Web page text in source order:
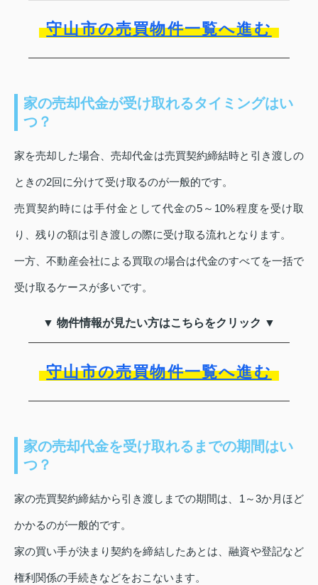
守山市の売買物件一覧へ進む
家の売却代金が受け取れるタイミングはい
つ？
家を売却した場合、売却代金は売買契約締結時と引き渡しの
ときの2回に分けて受け取るのが一般的です。
売買契約時には手付金として代金の5～10%程度を受け取
り、残りの額は引き渡しの際に受け取る流れとなります。
一方、不動産会社による買取の場合は代金のすべてを一括で
受け取るケースが多いです。
▼ 物件情報が見たい方はこちらをクリック ▼
守山市の売買物件一覧へ進む
家の売却代金を受け取れるまでの期間はい
つ？
家の売買契約締結から引き渡しまでの期間は、1～3か月ほど
かかるのが一般的です。
家の買い手が決まり契約を締結したあとは、融資や登記など
権利関係の手続きなどをおこないます。